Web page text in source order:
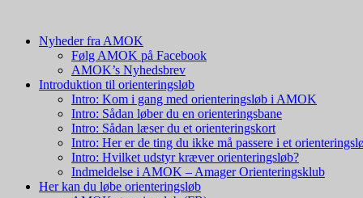
Nyheder fra AMOK
Følg AMOK på Facebook
AMOK’s Nyhedsbrev
Introduktion til orienteringsløb
Intro: Kom i gang med orienteringsløb i AMOK
Intro: Sådan løber du en orienteringsbane
Intro: Sådan læser du et orienteringskort
Intro: Her er de ting du ikke må passere i et
Intro: Hvilket udstyr kræver orienteringsløb?
Indmeldelse i AMOK – Amager Orienteringsklub
Her kan du løbe orienteringsløb